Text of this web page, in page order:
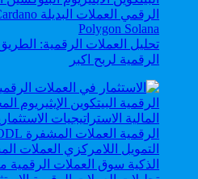
تحليل العملات الرقمية:
الرقمية لربح اكبر